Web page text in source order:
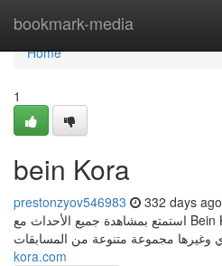
bookmark-media
Home
Home
1
bein Kora
prestonzyov546983 332 days ago
استمتع بمشاهدة جميع الأحداث مع Bein Kora. توافر لـ أفضل مباريات
kora.com